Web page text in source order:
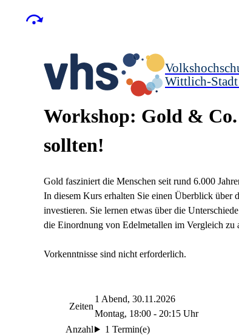
Wittlich-Stadt
Workshop: Gold & Co.
sollten!
Gold fasziniert die Menschen seit rund 6.000
In diesem Kurs erhalten Sie einen Überblick über
investieren. Sie lernen etwas über die
die Einordnung von Edelmetallen im Vergleich zu
Vorkenntnisse sind nicht erforderlich.
Zeiten
1 Abend, 30.11.2026
Montag, 18:00 - 20:15 Uhr
Anzahl
1 Termin(e)